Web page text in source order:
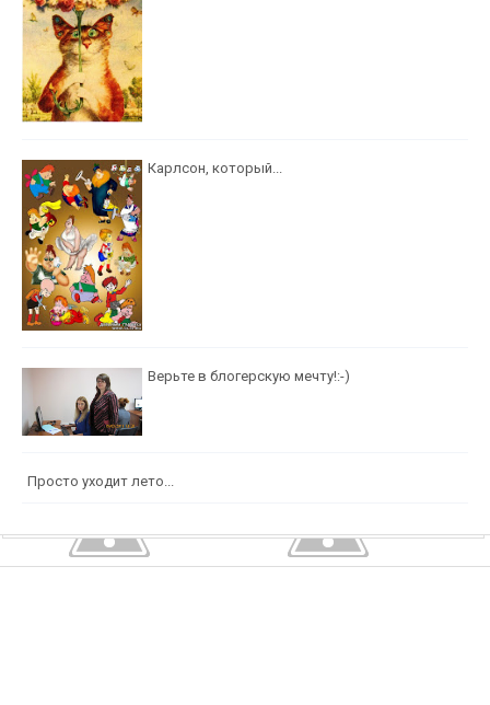
Карлсон, который...
Верьте в блогерскую мечту!:-)
Просто уходит лето...